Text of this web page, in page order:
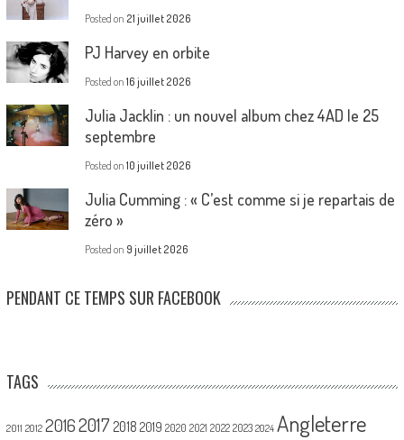
Posted on 21 juillet 2026
PJ Harvey en orbite
Posted on 16 juillet 2026
Julia Jacklin : un nouvel album chez 4AD le 25
septembre
Posted on 10 juillet 2026
Julia Cumming : « C’est comme si je repartais de
zéro »
Posted on 9 juillet 2026
PENDANT CE TEMPS SUR FACEBOOK
TAGS
2011 2012 20162017 2018 2019 2020 2021 2022 2023 2024 Angleterre